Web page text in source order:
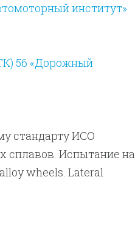
институт»
56 «Дорожный
стандарту ИСО
сплавов. Испытание на
wheels. Lateral